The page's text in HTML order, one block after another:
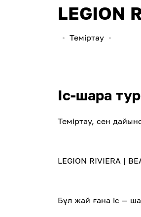
LEGION
Теміртау
Іс-шара
Теміртау, сен
LEGION RIVIERA |
Бұл жай ғана іс —